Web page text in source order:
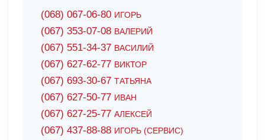
(068) 067-06-80 ИГОРЬ
(067) 353-07-08 ВАЛЕРИЙ
(067) 551-34-37 ВАСИЛИЙ
(067) 627-62-77 ВИКТОР
(067) 693-30-67 ТАТЬЯНА
(067) 627-50-77 ИВАН
(067) 627-25-77 АЛЕКСЕЙ
(067) 437-88-88 ИГОРЬ (СЕРВИС)